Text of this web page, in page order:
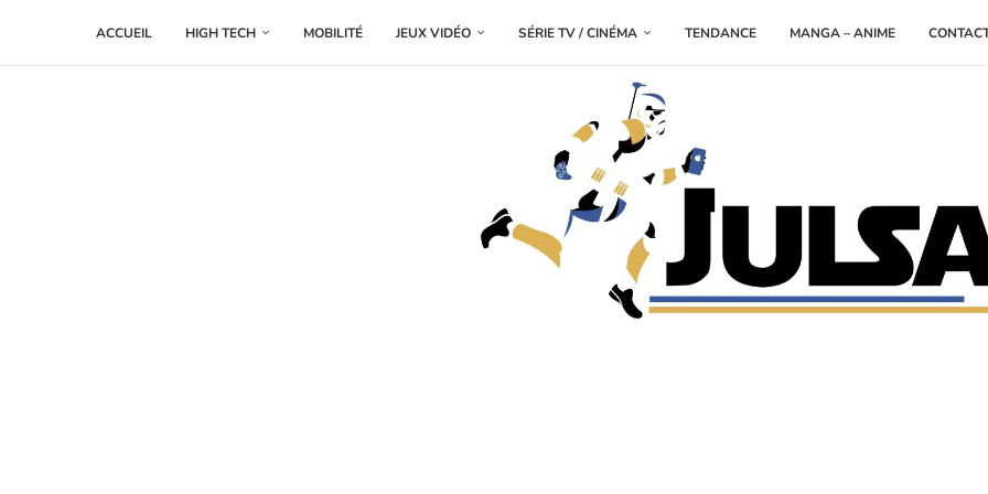
ACCUEIL HIGH TECH MOBILITÉ JEUX VIDÉO SÉRIE TV / CINÉMA TENDANCE MANGA – ANIME